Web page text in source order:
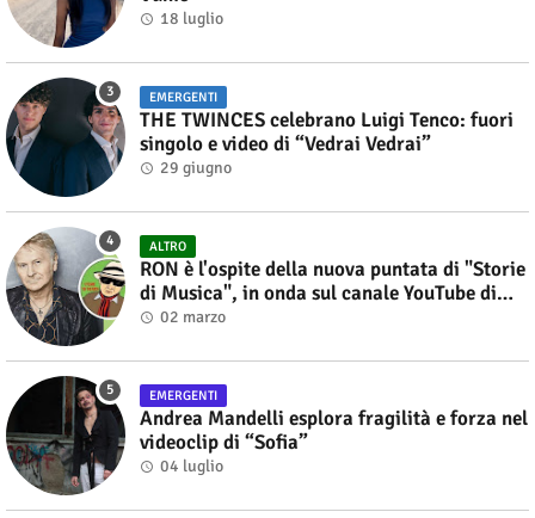
18 luglio
EMERGENTI
THE TWINCES celebrano Luigi Tenco: fuori
singolo e video di “Vedrai Vedrai”
29 giugno
ALTRO
RON è l'ospite della nuova puntata di "Storie
di Musica", in onda sul canale YouTube di
Alberto Salerno
02 marzo
EMERGENTI
Andrea Mandelli esplora fragilità e forza nel
videoclip di “Sofia”
04 luglio